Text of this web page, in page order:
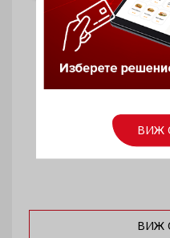
ВИЖ
ВИЖ